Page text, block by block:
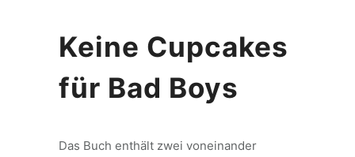
Keine Cupcakes
für Bad Boys
Das Buch enthält zwei voneinander